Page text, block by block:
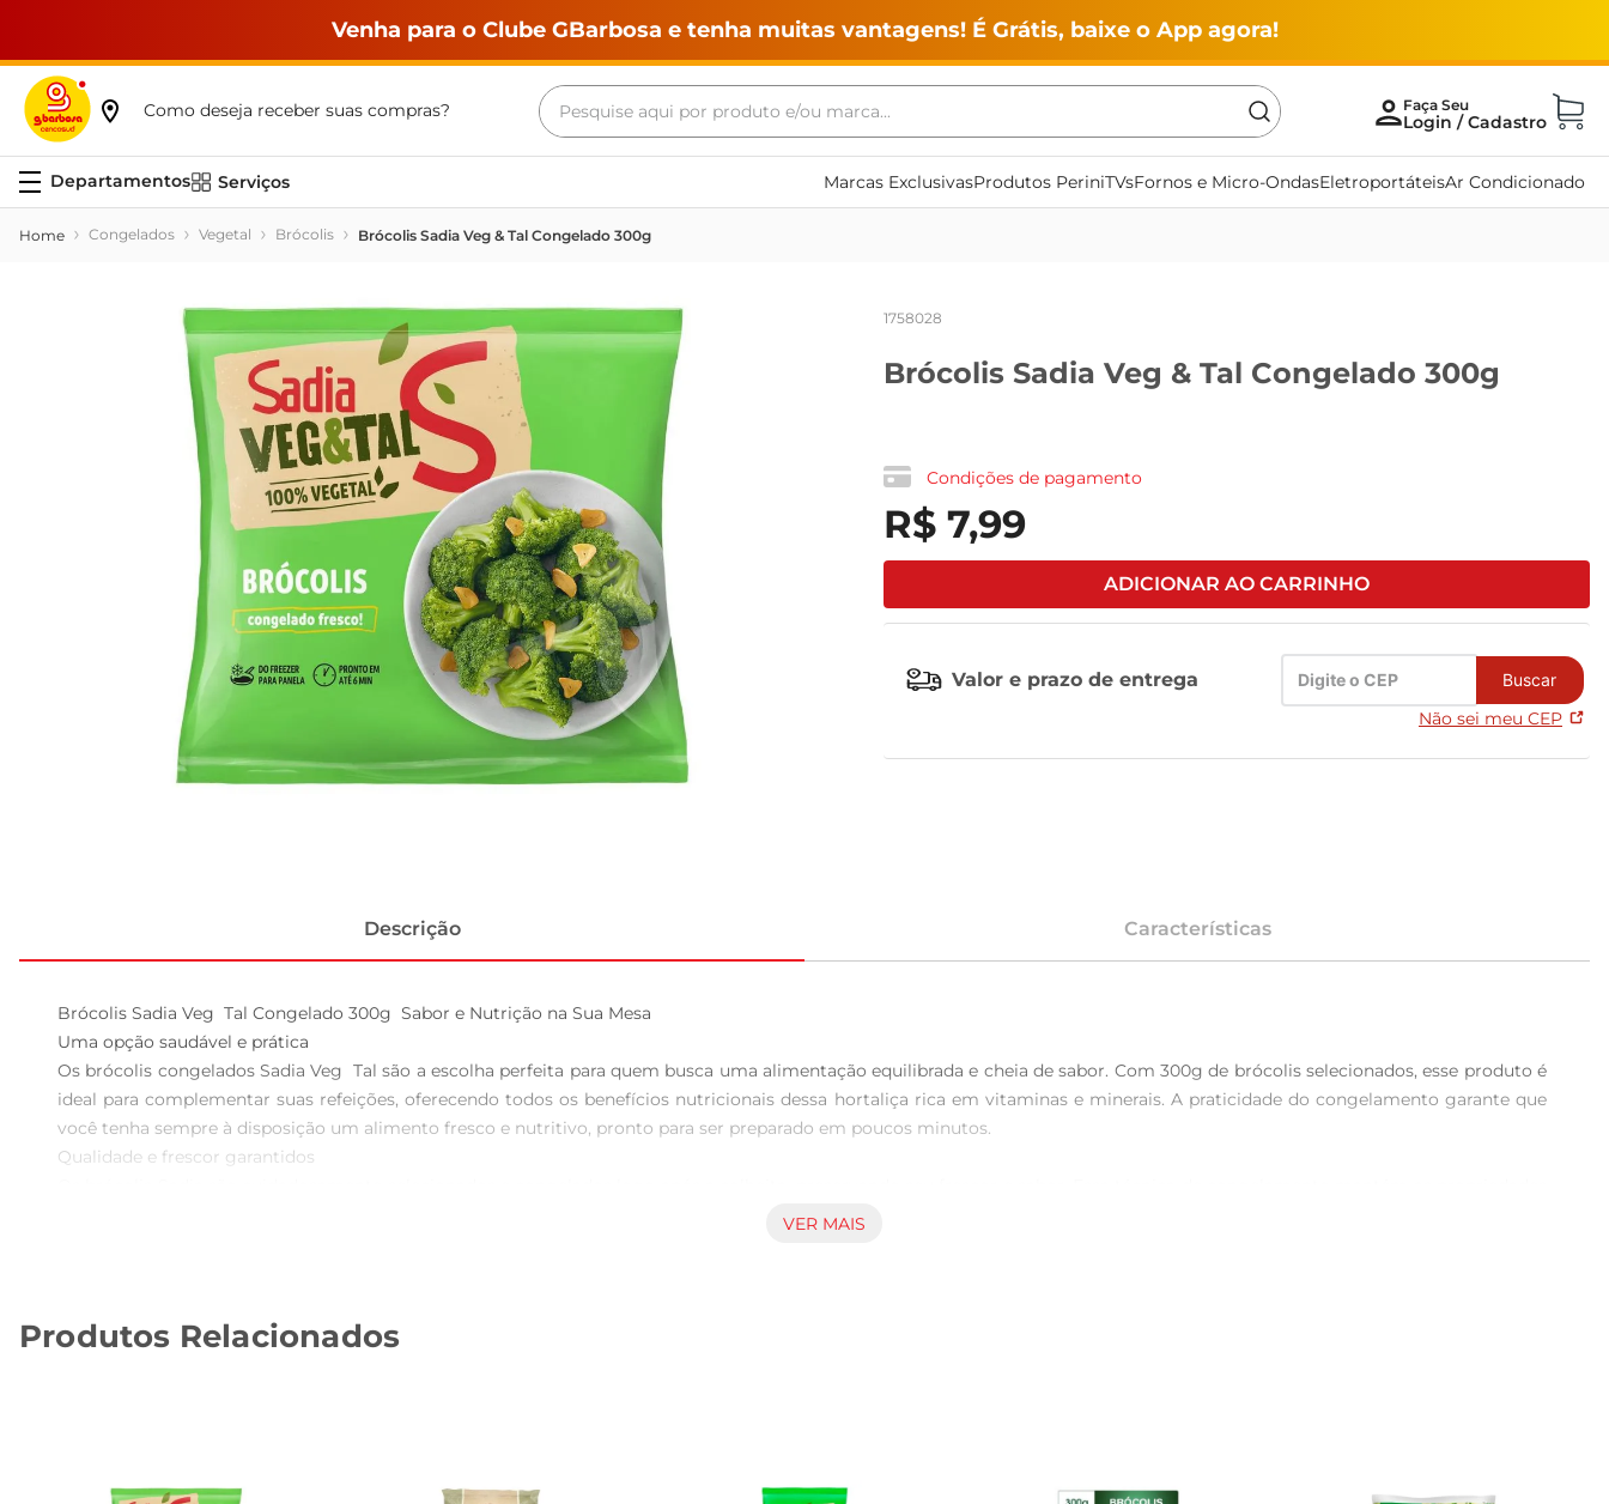
Venha para o Clube GBarbosa e tenha muitas vantagens! É Grátis, baixe o App agora!
Como deseja receber suas compras?
Pesquise aqui por produto e/ou marca...
Serviços Marcas ExclusivasProdutos PeriniTVsFornos e Micro-OndasEletroportáteisAr Condicionado
Congelados Vegetal Brócolis Brócolis Sadia Veg & Tal Congelado 300g
1758028
Brócolis Sadia Veg & Tal Congelado 300g
Condições de pagamento
R$ 7,99
ADICIONAR AO CARRINHO
Valor e prazo de entrega Buscar
Não sei meu CEP
Descrição Características
Brócolis Sadia Veg  Tal Congelado 300g  Sabor e Nutrição na Sua Mesa
Uma opção saudável e prática
Os brócolis congelados Sadia Veg  Tal são a escolha perfeita para quem busca uma alimentação equilibrada e cheia de sabor. Com 300g de brócolis selecionados, esse produto é
ideal para complementar suas refeições, oferecendo todos os benefícios nutricionais dessa hortaliça rica em vitaminas e minerais. A praticidade do congelamento garante que
você tenha sempre à disposição um alimento fresco e nutritivo, pronto para ser preparado em poucos minutos.
Qualidade e frescor garantidos
nutricionais, garantindo que você possa desfrutar de um alimento saudável, rico em fibras e antioxidantes. Além disso, os brócolis são uma excelente fonte de vitamina C, que
brócolis congelados Sadia se adaptam facilmente ao seu cardápio. Experimente adicionar aos seus pratos favoritos e surpreendase com a facilidade de incluir um toque saudável
VER MAIS
Produtos Relacionados
Termos mais buscados
maquina lavar
leite
tv
leite pó